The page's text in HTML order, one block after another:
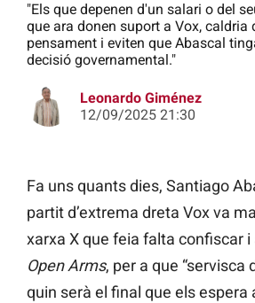
"Els que depenen d'un salari o del
que ara donen suport a Vox, caldria
pensament i eviten que Abascal
decisió governamental."
Leonardo Giménez
12/09/2025 21:30
Fa uns quants dies, Santiago
partit d’extrema dreta Vox va
xarxa X que feia falta confiscar
Open Arms, per a que “servisca
quin serà el final que els espera